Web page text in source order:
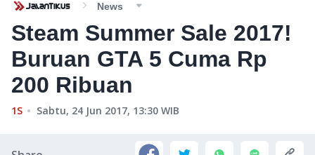
News
Steam Summer Sale 2017!
Buruan GTA 5 Cuma Rp
200 Ribuan
1S Sabtu, 24 Jun 2017, 13:30 WIB